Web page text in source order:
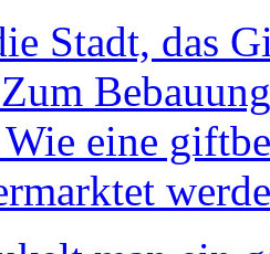
Stadt, das
eine